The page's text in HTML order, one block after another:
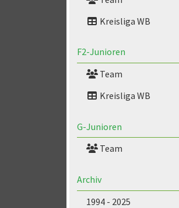
Kreisliga WB
F2-Junioren
Team
Kreisliga WB
G-Junioren
Team
Archiv
1994 - 2025